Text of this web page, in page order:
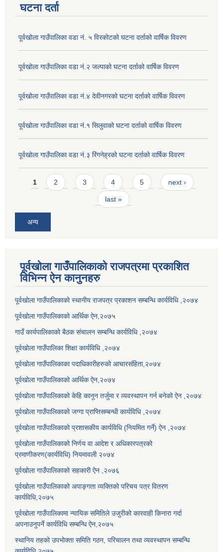
घटना दर्ता
पूर्वखोला गाउँपालिका वडा नं. ५ विरकोटको घटना दर्ताको वार्षिक विवरण
पूर्वखोला गाउँपालिका वडा नं.२ जल्पाको घटना दर्ताको वार्षिक विवरण
पूर्वखोला गाउँपालिका वडा नं.४ देवीनगरको घटना दर्ताको वार्षिक विवरण
पूर्वखोला गाउँपालिका वडा नं.१ सिलुवाको घटना दर्ताको वार्षिक विवरण
पूर्वखोला गाउँपालिका वडा नं.३ रिंगनेह्रको घटना दर्ताको वार्षिक विवरण
Pages
1 2 3 4 5 next ›
last »
अन्य
पूर्वखोला गाउँपालिकाको राजपत्रमा प्रकाशित
विभिन्न ऐन कानुनहरु
पूर्वखोला गाउँपालिकाको स्थानीय राजपत्र प्रकाशन सम्बन्धि कार्यविधि ,२०७४
पूर्वखोला गाउँपालिकाको आर्थिक ऐन,२०७५
गाउँ कार्यपालिकाको बैठक संचालन सम्बन्धि कार्यविधि ,२०७४
पूर्वखोला गाउँपालिका शिक्षा कार्यविधि ,२०७४
पूर्वखोला गाउँपालिकाका पदाधिकारीहरुको आचारसंहिता,२०७४
पूर्वखोला गाउँपालिकाको आर्थिक ऐन,२०७४
पूर्वखोला गाउँपालिकाको केहि कानून तर्जुमा र व्यवस्थापन गर्न बनेको ऐन ,२०७४
पूर्वखोला गाउँपालिकाको जग्गा प्राप्तिसम्बन्धी कार्यविधि ,२०७४
पूर्वखोला गाउँपालिकाको प्रशासकीय कार्यविधि (नियमित गर्ने) ऐन ,२०७४
पूर्वखोला गाउँपालिकाको निर्णय वा आदेश र अधिकारपत्रको
प्रमाणीकरण(कार्यविधि) नियमावली २०७४
पूर्वखोला गाउँपालिकाको सहकारी ऐन ,२०७६
पूर्वखोला गाउँपालिकाको अपाङ्गता व्यक्तिको परिचय पत्र वितरण
कार्यविधि,२०७५
पूर्वखोला गाउँपालिकामा न्यायिक समितिले उजुरीको कारवाही किनारा गर्दा
अपनाउनुपर्ने कार्यविधि सम्बन्धि ऐन,२०७५
स्थानिय तहको उपभोक्ता समिति गठन, परिचालन तथा व्यवस्थापन सम्बन्धि